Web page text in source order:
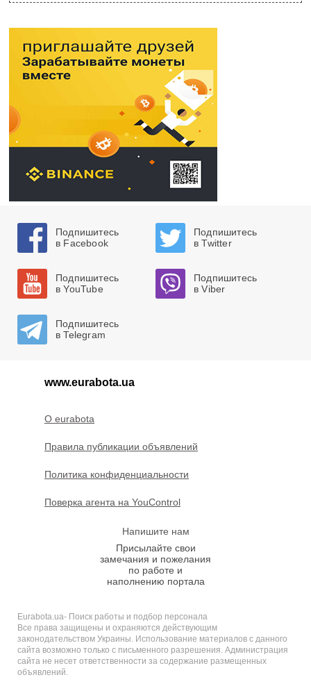
Подпишитесь
в Facebook
Подпишитесь
в Twitter
Подпишитесь
в YouTube
Подпишитесь
в Viber
Подпишитесь
в Telegram
www.eurabota.ua
O eurabota
Правила публикации объявлений
Политика конфиденциальности
Поверка агента на YouControl
Напишите нам
Присылайте свои
замечания и пожелания
по работе и
наполнению портала
Eurabota.ua- Поиск работы и подбор персонала
Все права защищены и охраняются действующим
законодательством Украины. Использование материалов с данного
сайта возможно только с письменного разрешения. Администрация
сайта не несет ответственности за содержание размещенных
объявлений.